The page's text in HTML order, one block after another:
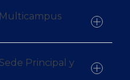
Multicampus
Principal y